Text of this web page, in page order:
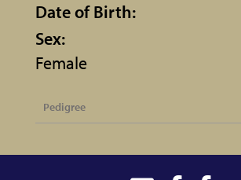
Date of Birth:
Sex:
Female
Pedigree